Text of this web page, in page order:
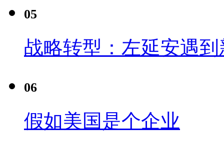
05
战略转型：左延安遇
06
假如美国是个企业